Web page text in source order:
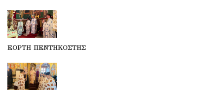
ΕΟΡΤΗ ΠΕΝΤΗΚΟΣΤΗΣ